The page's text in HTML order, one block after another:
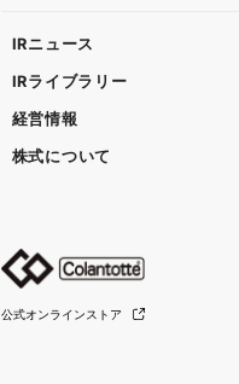
IRニュース
IRライブラリー
経営情報
株式について
公式オンラインストア